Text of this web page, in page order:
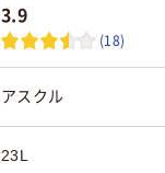
3.9
(18)
アスクル
23L